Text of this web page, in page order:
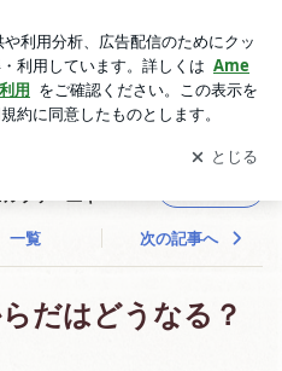
アドバンスト ロルファーユキ
の更新通知
を受け取りまし
開く
ファーユキ
一覧 次の記事へ
だはどうなる？